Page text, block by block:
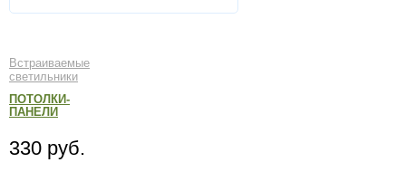
Встраиваемые
светильники
ПОТОЛКИ-
ПАНЕЛИ
330 руб.